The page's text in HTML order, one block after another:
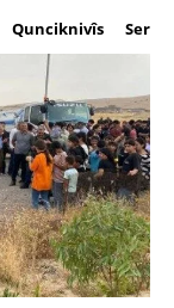
Qunciknivîs